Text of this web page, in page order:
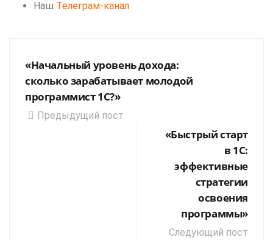
Наш Телеграм-канал
«Начальный уровень дохода:
сколько зарабатывает молодой
программист 1С?»
Предыдущий пост
«Быстрый старт
в 1С:
эффективные
стратегии
освоения
программы»
Следующий пост